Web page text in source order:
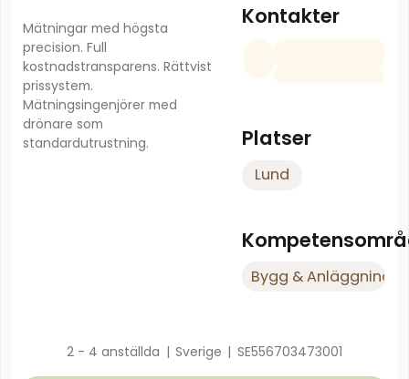
Mätningar med högsta
precision. Full
kostnadstransparens. Rättvist
prissystem.
Mätningsingenjörer med
drönare som
standardutrustning.
Kontakter
Platser
Lund
Bygg & Anläggning
2 - 4 anställda | Sverige | SE556703473001